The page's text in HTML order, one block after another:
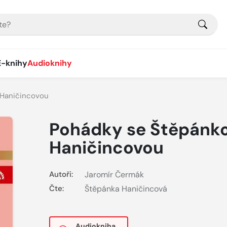
knihyAudioknihy
Pohádky se
Haničincovou
Autoři: Jaromír Čermák
Čte: Štěpánka Haničincová